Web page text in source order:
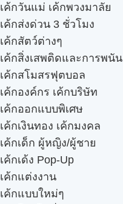
เค้กวันแม่ เค้กพวงมาลัย
เค้กส่งด่วน 3 ชั่วโมง
เค้กสัตว์ต่างๆ
เค้กสิ่งเสพติดและการพนัน
เค้กสโมสรฟุตบอล
เค้กองค์กร เค้กบริษัท
เค้กออกแบบพิเศษ
เค้กเงินทอง เค้กมงคล
เค้กเด็ก ผู้หญิง/ผู้ชาย
เค้กเด้ง Pop-Up
เค้กแต่งงาน
เค้กแบบใหม่ๆ